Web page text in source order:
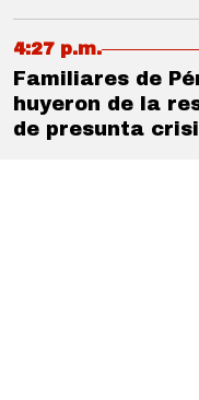
4:27 p.m.
Familiares de
huyeron de la
de presunta